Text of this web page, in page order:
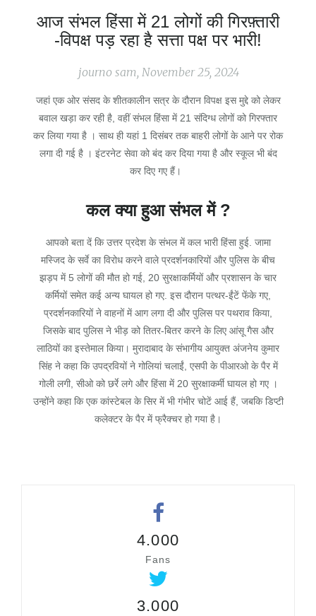
आज संभल हिंसा में 21 लोगों की गिरफ़्तारी
-विपक्ष पड़ रहा है सत्ता पक्ष पर भारी!
journo sam, November 25, 2024
जहां एक ओर संसद के शीतकालीन सत्र के दौरान विपक्ष इस मुद्दे को लेकर
बवाल खड़ा कर रही है, वहीं संभल हिंसा में 21 संदिग्ध लोगों को गिरफ्तार
कर लिया गया है । साथ ही यहां 1 दिसंबर तक बाहरी लोगों के आने पर रोक
लगा दी गई है । इंटरनेट सेवा को बंद कर दिया गया है और स्कूल भी बंद
कर दिए गए हैं।
कल क्या हुआ संभल में ?
आपको बता दें कि उत्तर प्रदेश के संभल में कल भारी हिंसा हुई. जामा
मस्जिद के सर्वे का विरोध करने वाले प्रदर्शनकारियों और पुलिस के बीच
झड़प में 5 लोगों की मौत हो गई, 20 सुरक्षाकर्मियों और प्रशासन के चार
कर्मियों समेत कई अन्य घायल हो गए. इस दौरान पत्थर-ईंटें फेंके गए,
प्रदर्शनकारियों ने वाहनों में आग लगा दी और पुलिस पर पथराव किया,
जिसके बाद पुलिस ने भीड़ को तितर-बितर करने के लिए आंसू गैस और
लाठियों का इस्तेमाल किया। मुरादाबाद के संभागीय आयुक्त अंजनेय कुमार
सिंह ने कहा कि उपद्रवियों ने गोलियां चलाईं, एसपी के पीआरओ के पैर में
गोली लगी, सीओ को छर्रे लगे और हिंसा में 20 सुरक्षाकर्मी घायल हो गए ।
उन्होंने कहा कि एक कांस्टेबल के सिर में भी गंभीर चोटें आई हैं, जबकि डिप्टी
कलेक्टर के पैर में फ्रैक्चर हो गया है।
4.000
Fans
3.000